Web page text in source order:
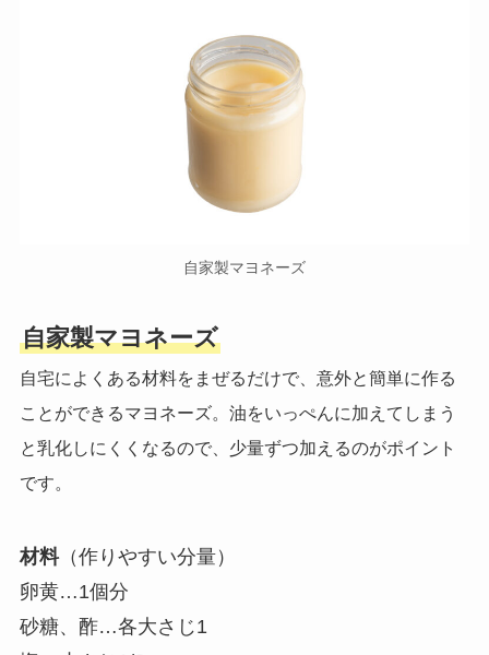
自家製マヨネーズ
自家製マヨネーズ
自宅によくある材料をまぜるだけで、意外と簡単に作る
ことができるマヨネーズ。油をいっぺんに加えてしまう
と乳化しにくくなるので、少量ずつ加えるのがポイント
です。
材料（作りやすい分量）
卵黄…1個分
砂糖、酢…各大さじ1